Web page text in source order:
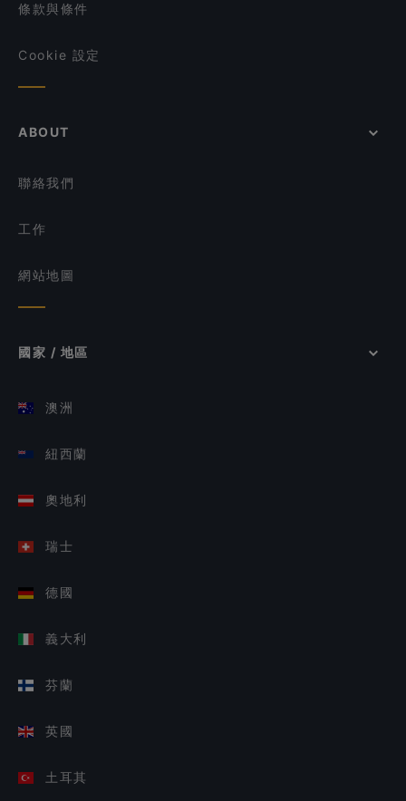
條款與條件
Cookie 設定
ABOUT
聯絡我們
工作
網站地圖
國家 / 地區
澳洲
紐西蘭
奧地利
瑞士
德國
義大利
芬蘭
英國
土耳其